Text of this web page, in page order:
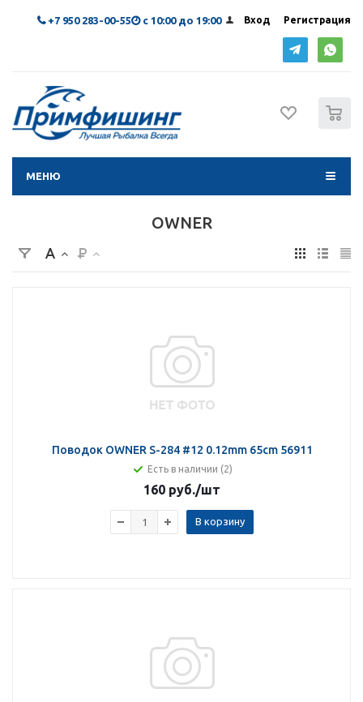
Вход Регистрация
+7 950 283-00-55 с 10:00 до 19:00
МЕНЮ
OWNER
Поводок OWNER S-284 #12 0.12mm 65cm 56911
Есть в наличии (2)
160 руб./шт
В корзину